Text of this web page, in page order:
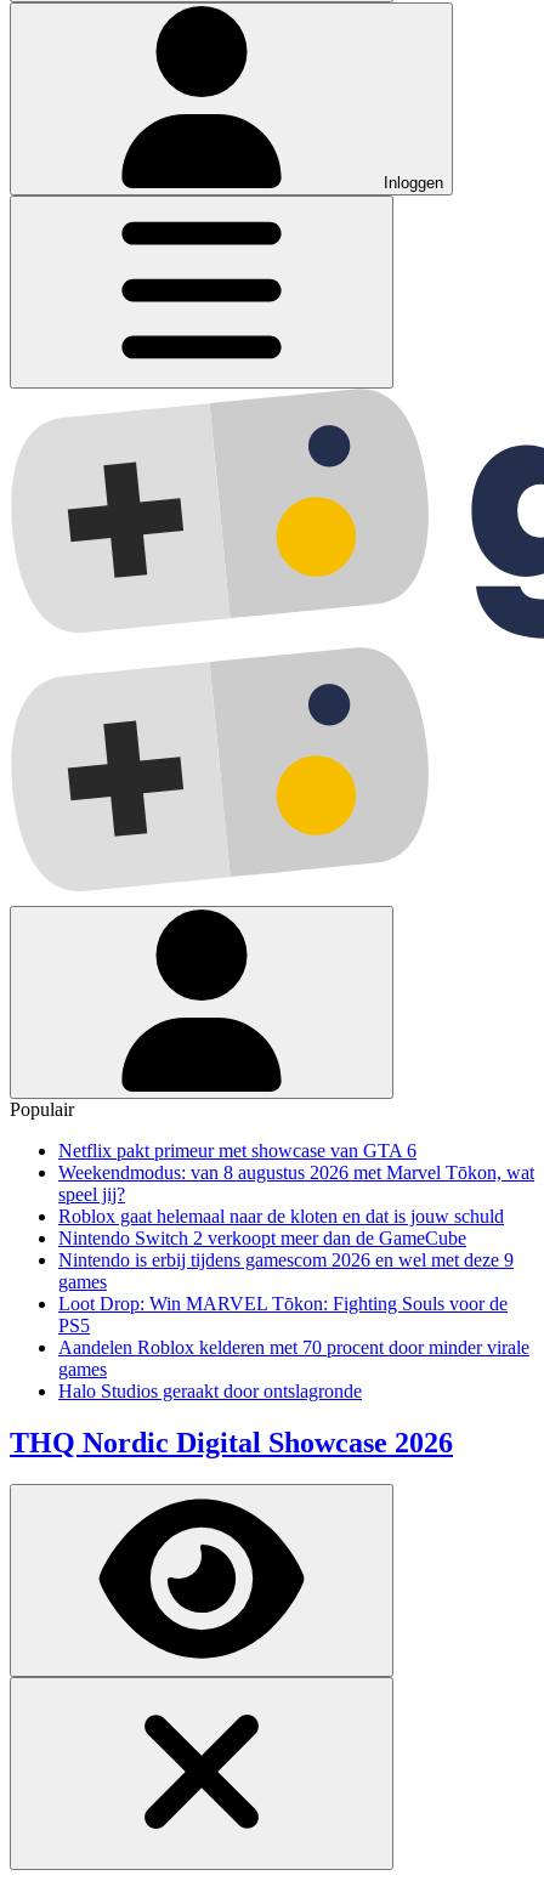
Inloggen
Populair
Netflix pakt primeur met showcase van GTA 6
Weekendmodus: van 8 augustus 2026 met Marvel Tōkon, wat
speel jij?
Roblox gaat helemaal naar de kloten en dat is jouw schuld
Nintendo Switch 2 verkoopt meer dan de GameCube
Nintendo is erbij tijdens gamescom 2026 en wel met deze 9
games
Loot Drop: Win MARVEL Tōkon: Fighting Souls voor de
PS5
Aandelen Roblox kelderen met 70 procent door minder virale
games
Halo Studios geraakt door ontslagronde
THQ Nordic Digital Showcase 2026